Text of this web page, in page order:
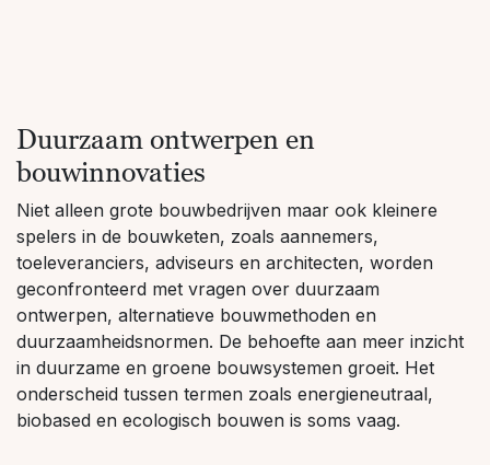
Duurzaam ontwerpen en
bouwinnovaties
Niet alleen grote bouwbedrijven maar ook kleinere
spelers in de bouwketen, zoals aannemers,
toeleveranciers, adviseurs en architecten, worden
geconfronteerd met vragen over duurzaam
ontwerpen, alternatieve bouwmethoden en
duurzaamheidsnormen. De behoefte aan meer inzicht
in duurzame en groene bouwsystemen groeit. Het
onderscheid tussen termen zoals energieneutraal,
biobased en ecologisch bouwen is soms vaag.